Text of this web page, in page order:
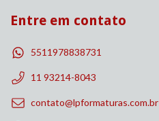
Entre em contato
5511978838731
11 93214-8043
contato@lpformaturas.com.br